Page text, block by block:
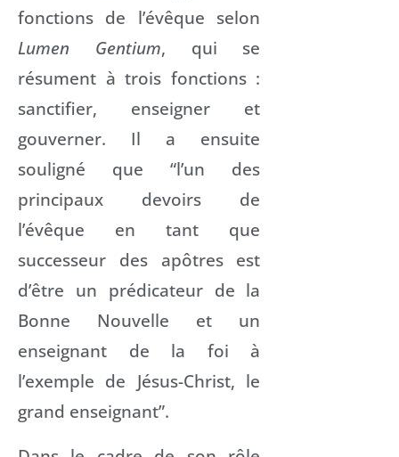
fonctions de l’évêque selon
Lumen Gentium, qui se
résument à trois fonctions :
sanctifier, enseigner et
gouverner. Il a ensuite
souligné que “l’un des
principaux devoirs de
l’évêque en tant que
successeur des apôtres est
d’être un prédicateur de la
Bonne Nouvelle et un
enseignant de la foi à
l’exemple de Jésus-Christ, le
grand enseignant”.